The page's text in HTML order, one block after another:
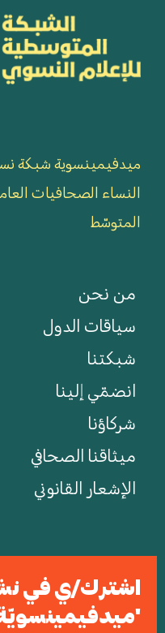
ميدفيمينسوية شبكة
النساء الصحافيات
المتوسّط
من نحن
سياقات الدول
شبكتنا
انضمّي إلينا
شركاؤنا
ميثاقنا الصحافي
الإشعار القانوني
اشترك/ي في